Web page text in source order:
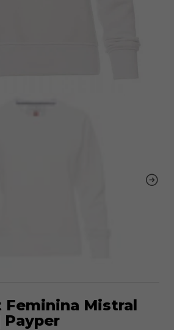
Mistral
Payper